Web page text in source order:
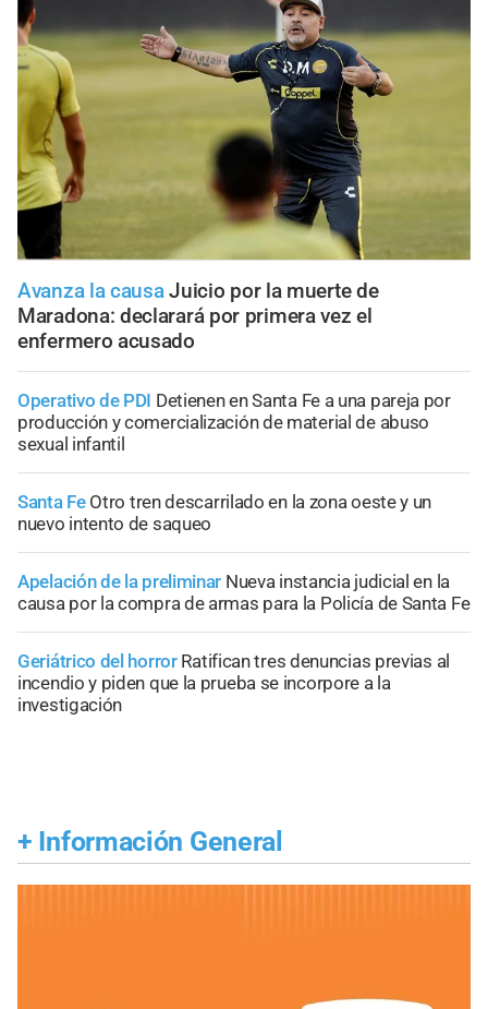
Avanza la causa Juicio por la muerte de
Maradona: declarará por primera vez el
enfermero acusado
Operativo de PDI Detienen en Santa Fe a una pareja por
producción y comercialización de material de abuso
sexual infantil
Santa Fe Otro tren descarrilado en la zona oeste y un
nuevo intento de saqueo
Apelación de la preliminar Nueva instancia judicial en la
causa por la compra de armas para la Policía de Santa Fe
Geriátrico del horror Ratifican tres denuncias previas al
incendio y piden que la prueba se incorpore a la
investigación
+ Información General